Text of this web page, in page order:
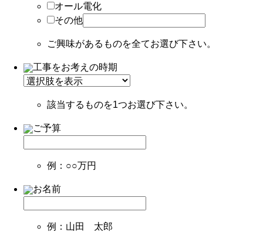
オール電化
その他
ご興味があるものを全てお選び下さい。
工事をお考えの時期
該当するものを1つお選び下さい。
ご予算
例：○○万円
お名前
例：山田 太郎